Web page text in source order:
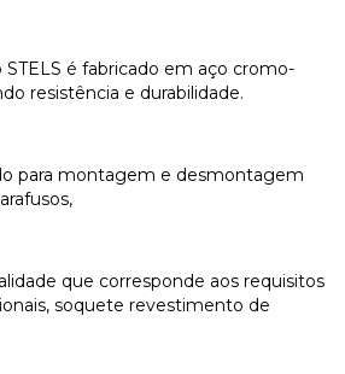
é fabricado em aço cromo-
resistência e durabilidade.
para montagem e desmontagem
que corresponde aos requisitos
soquete revestimento de